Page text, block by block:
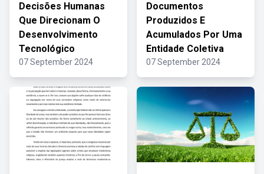
Decisões Humanas
Que Direcionam O
Desenvolvimento
Tecnológico
07 September 2024
Documentos
Produzidos E
Acumulados Por Uma
Entidade Coletiva
07 September 2024